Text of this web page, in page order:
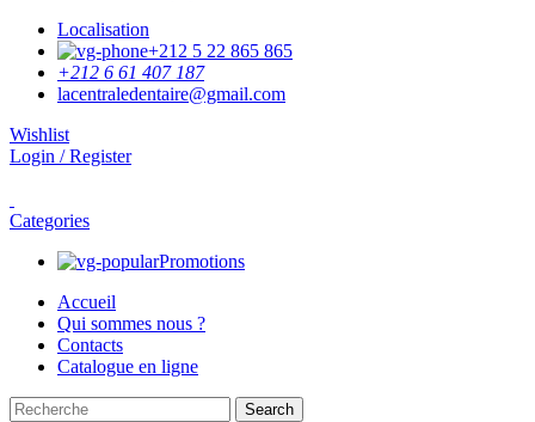
Localisation
+212 5 22 865 865
+212 6 61 407 187
lacentraledentaire@gmail.com
Wishlist
Login / Register
Categories
Promotions
Accueil
Qui sommes nous ?
Contacts
Catalogue en ligne
Search